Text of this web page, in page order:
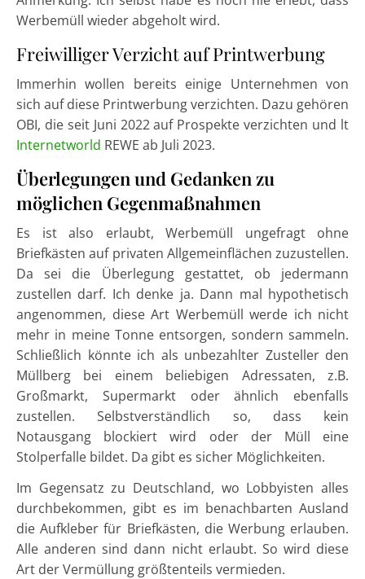
Werbemüll wieder abgeholt wird.
Freiwilliger Verzicht auf Printwerbung
Immerhin wollen bereits einige Unternehmen von
sich auf diese Printwerbung verzichten. Dazu gehören
OBI, die seit Juni 2022 auf Prospekte verzichten und lt
Internetworld REWE ab Juli 2023.
Überlegungen und Gedanken zu
möglichen Gegenmaßnahmen
Es ist also erlaubt, Werbemüll ungefragt ohne
Briefkästen auf privaten Allgemeinflächen zuzustellen.
Da sei die Überlegung gestattet, ob jedermann
zustellen darf. Ich denke ja. Dann mal hypothetisch
angenommen, diese Art Werbemüll werde ich nicht
mehr in meine Tonne entsorgen, sondern sammeln.
Schließlich könnte ich als unbezahlter Zusteller den
Müllberg bei einem beliebigen Adressaten, z.B.
Großmarkt, Supermarkt oder ähnlich ebenfalls
zustellen. Selbstverständlich so, dass kein
Notausgang blockiert wird oder der Müll eine
Stolperfalle bildet. Da gibt es sicher Möglichkeiten.
Im Gegensatz zu Deutschland, wo Lobbyisten alles
durchbekommen, gibt es im benachbarten Ausland
die Aufkleber für Briefkästen, die Werbung erlauben.
Alle anderen sind dann nicht erlaubt. So wird diese
Art der Vermüllung größtenteils vermieden.